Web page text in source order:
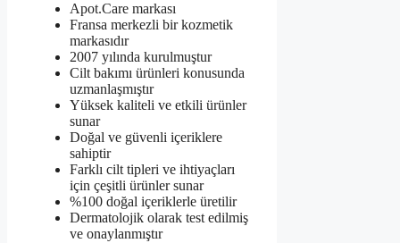
Apot.Care markası
Fransa merkezli bir kozmetik
markasıdır
2007 yılında kurulmuştur
Cilt bakımı ürünleri konusunda
uzmanlaşmıştır
Yüksek kaliteli ve etkili ürünler
sunar
Doğal ve güvenli içeriklere
sahiptir
Farklı cilt tipleri ve ihtiyaçları
için çeşitli ürünler sunar
%100 doğal içeriklerle üretilir
Dermatolojik olarak test edilmiş
ve onaylanmıştır